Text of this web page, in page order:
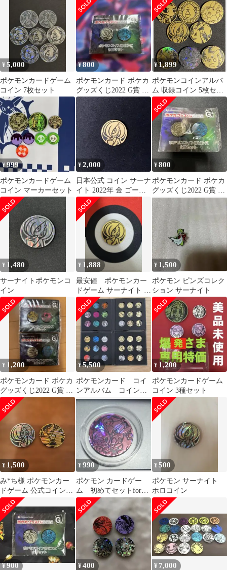
ラスアルファ
¥5,000
ポケモンカードゲーム
コイン 7枚セット
¥800
ポケモンカード ポケカ
グッズくじ2022 G賞 ポ
ケモンコイン柄ピンズ2
個セット
¥1,899
ポケモンコインアルバ
ム 収録コイン 5枚セッ
ト +3枚
¥999
ポケモンカードゲーム
コイン マーカーセット
¥2,000
日本公式 コイン サーナ
イト 2022年 金 ゴール
ド ノンホロ #6
¥800
ポケモンカード ポケカ
グッズくじ2022 G賞 ポ
ケモンコイン柄ピンズ2
個セット
¥ 1,480
サーナイトポケモンコ
イン
¥ 1,888
最安値 ポケモンカー
ドゲーム サーナイト コ
イン
¥ 1,500
ポケモン ピンズコレク
ション サーナイト
¥ 1,200
ポケモンカード ポケカ
グッズくじ2022 G賞 ポ
ケモンコイン柄ピンズ2
個セット
¥5,500
ポケモンカード コイ
ンアルバム コインセ
ット
¥ 1,200
ポケモンカードゲーム
コイン 3種セット
¥ 1,500
み*ち様 ポケモンカー
ドゲーム 公式コイン
（サーナイト、バンギ
ラス） コイント
¥990
ポケモン カードゲー
ム 初めてセットforガ
ール 付属コイン
¥500
ポケモン サーナイト
ホロコイン
¥900 ¥400 ¥ 7,000